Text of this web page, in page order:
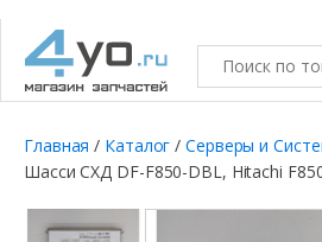
Главная / Каталог /Серверы и
Шасси СХД DF-F850-DBL, Hitachi